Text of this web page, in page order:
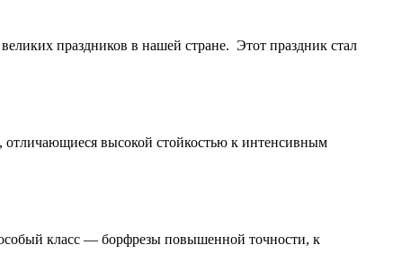
праздников в нашей стране. Этот праздник стал
отличающиеся высокой стойкостью к интенсивным
класс — борфрезы повышенной точности, к